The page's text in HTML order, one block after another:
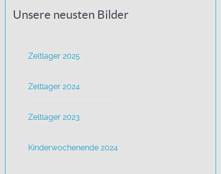
Unsere neusten Bilder
Zeltlager 2025
Zeltlager 2024
Zeltlager 2023
Kinderwochenende 2024